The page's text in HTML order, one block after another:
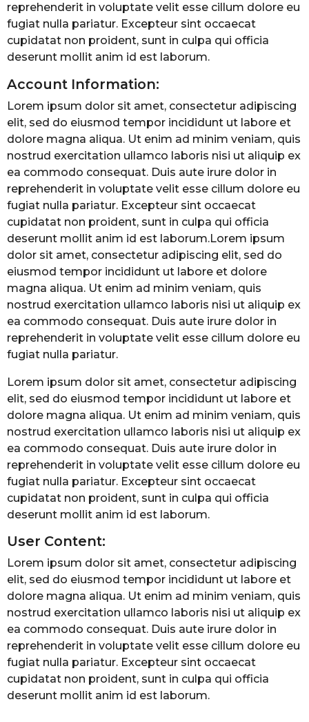
reprehenderit in voluptate velit esse cillum dolore eu
fugiat nulla pariatur. Excepteur sint occaecat
cupidatat non proident, sunt in culpa qui officia
deserunt mollit anim id est laborum.
Account Information:
Lorem ipsum dolor sit amet, consectetur adipiscing
elit, sed do eiusmod tempor incididunt ut labore et
dolore magna aliqua. Ut enim ad minim veniam, quis
nostrud exercitation ullamco laboris nisi ut aliquip ex
ea commodo consequat. Duis aute irure dolor in
reprehenderit in voluptate velit esse cillum dolore eu
fugiat nulla pariatur. Excepteur sint occaecat
cupidatat non proident, sunt in culpa qui officia
deserunt mollit anim id est laborum.Lorem ipsum
dolor sit amet, consectetur adipiscing elit, sed do
eiusmod tempor incididunt ut labore et dolore
magna aliqua. Ut enim ad minim veniam, quis
nostrud exercitation ullamco laboris nisi ut aliquip ex
ea commodo consequat. Duis aute irure dolor in
reprehenderit in voluptate velit esse cillum dolore eu
fugiat nulla pariatur.
Lorem ipsum dolor sit amet, consectetur adipiscing
elit, sed do eiusmod tempor incididunt ut labore et
dolore magna aliqua. Ut enim ad minim veniam, quis
nostrud exercitation ullamco laboris nisi ut aliquip ex
ea commodo consequat. Duis aute irure dolor in
reprehenderit in voluptate velit esse cillum dolore eu
fugiat nulla pariatur. Excepteur sint occaecat
cupidatat non proident, sunt in culpa qui officia
deserunt mollit anim id est laborum.
User Content:
Lorem ipsum dolor sit amet, consectetur adipiscing
elit, sed do eiusmod tempor incididunt ut labore et
dolore magna aliqua. Ut enim ad minim veniam, quis
nostrud exercitation ullamco laboris nisi ut aliquip ex
ea commodo consequat. Duis aute irure dolor in
reprehenderit in voluptate velit esse cillum dolore eu
fugiat nulla pariatur. Excepteur sint occaecat
cupidatat non proident, sunt in culpa qui officia
deserunt mollit anim id est laborum.